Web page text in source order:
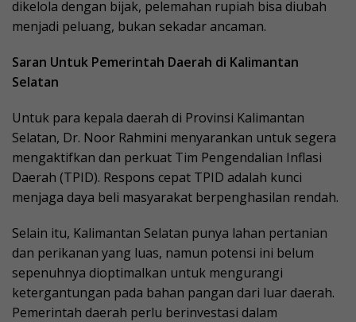
dikelola dengan bijak, pelemahan rupiah bisa diubah
menjadi peluang, bukan sekadar ancaman.
Saran Untuk Pemerintah Daerah di Kalimantan
Selatan
Untuk para kepala daerah di Provinsi Kalimantan
Selatan, Dr. Noor Rahmini menyarankan untuk segera
mengaktifkan dan perkuat Tim Pengendalian Inflasi
Daerah (TPID). Respons cepat TPID adalah kunci
menjaga daya beli masyarakat berpenghasilan rendah.
Selain itu, Kalimantan Selatan punya lahan pertanian
dan perikanan yang luas, namun potensi ini belum
sepenuhnya dioptimalkan untuk mengurangi
ketergantungan pada bahan pangan dari luar daerah.
Pemerintah daerah perlu berinvestasi dalam